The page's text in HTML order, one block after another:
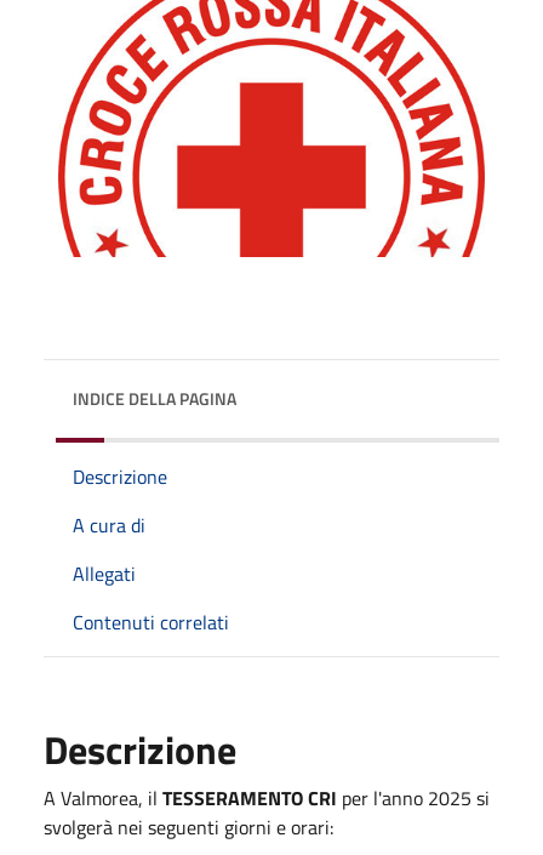
INDICE DELLA PAGINA
Descrizione
A cura di
Allegati
Contenuti correlati
Descrizione
A Valmorea, il TESSERAMENTO CRI per l'anno 2025 si
svolgerà nei seguenti giorni e orari: